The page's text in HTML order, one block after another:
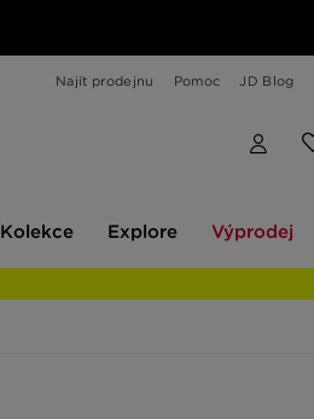
Najít prodejnu Pomoc JD Blog
Kolekce Explore Výprodej